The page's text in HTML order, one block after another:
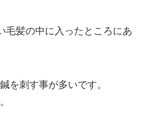
毛髪の中に入ったところにあ
鍼を刺す事が多いです。